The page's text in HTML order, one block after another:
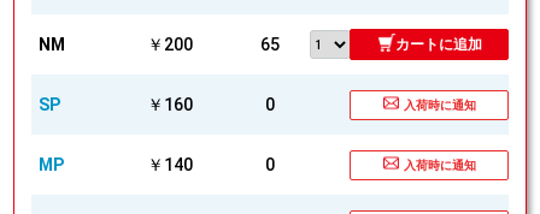
NM ￥200 65 カートに追加
SP ￥160 0 入荷時に通知
MP ￥140 0 入荷時に通知